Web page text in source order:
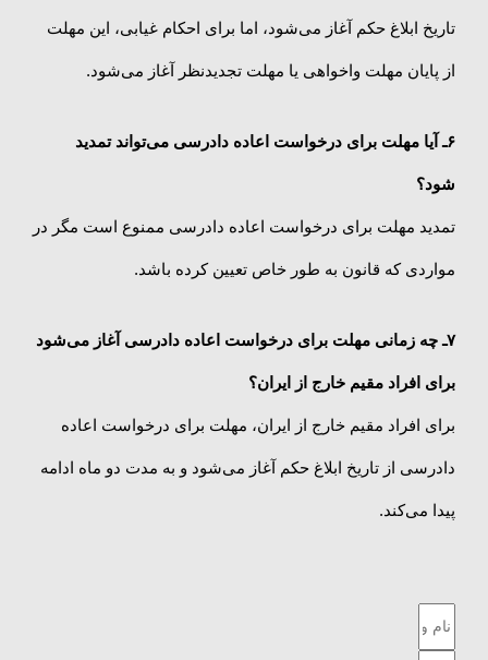
تاریخ ابلاغ حکم آغاز می‌شود، اما برای احکام غیابی، این مهلت
از پایان مهلت واخواهی یا مهلت تجدیدنظر آغاز می‌شود.
۶ـ آیا مهلت برای درخواست اعاده دادرسی می‌تواند تمدید
شود؟
تمدید مهلت برای درخواست اعاده دادرسی ممنوع است مگر در
مواردی که قانون به طور خاص تعیین کرده باشد.
۷ـ چه زمانی مهلت برای درخواست اعاده دادرسی آغاز می‌شود
برای افراد مقیم خارج از ایران؟
برای افراد مقیم خارج از ایران، مهلت برای درخواست اعاده
دادرسی از تاریخ ابلاغ حکم آغاز می‌شود و به مدت دو ماه ادامه
پیدا می‌کند.
نام